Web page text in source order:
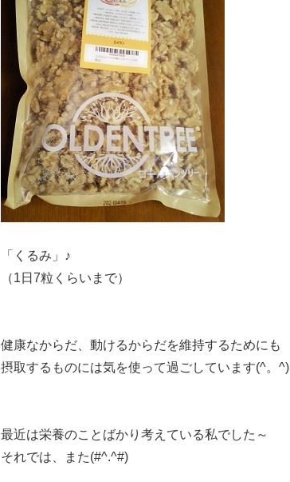
「くるみ」♪
（1日7粒くらいまで）
健康なからだ、動けるからだを維持するためにも
摂取するものには気を使って過ごしています(^。^)
最近は栄養のことばかり考えている私でした～
それでは、また(#^.^#)